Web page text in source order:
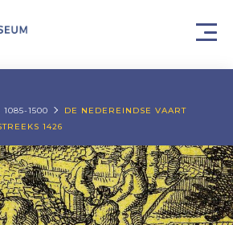
1085-1500
DE NEDEREINDSE VAART
1426